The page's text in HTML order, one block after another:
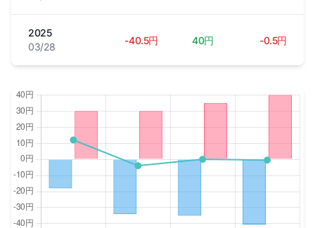
2025
03/28
-40.5円 40円 -0.5円